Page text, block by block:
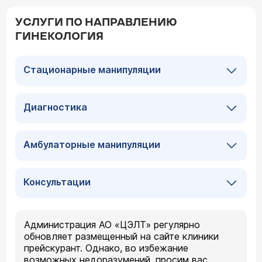
УСЛУГИ ПО НАПРАВЛЕНИЮ
ГИНЕКОЛОГИЯ
Стационарные манипуляции
Диагностика
Амбулаторные манипуляции
Консультации
Администрация АО «ЦЭЛТ» регулярно
обновляет размещенный на сайте клиники
прейскурант. Однако, во избежание
возможных недоразумений, просим вас